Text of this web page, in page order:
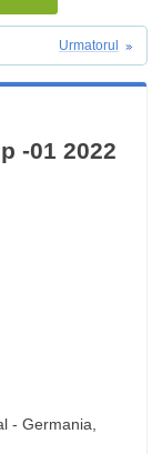
Urmatorul
-01 2022
- Germania,